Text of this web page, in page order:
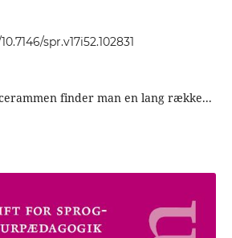
spr.v17i52.102831
finder man en lang række...